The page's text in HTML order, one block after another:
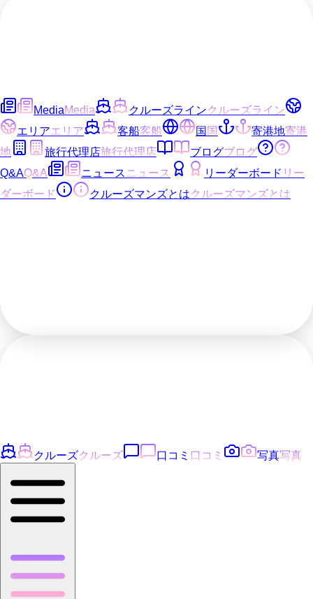
MediaMedia クルーズラインクルーズライン
エリアエリア 客船客船 国 国 寄港地寄港
地
旅行代理店旅行代理店 ブログブログ
Q&AQ&A ニュースニュース リーダーボード リー
ダーボード
クルーズマンズとはクルーズマンズとは
クルーズクルーズ 口コミ 口コミ 写真写真